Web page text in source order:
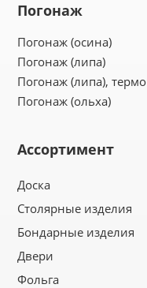
Погонаж
Погонаж (осина)
Погонаж (липа)
Погонаж (липа), термо
Погонаж (ольха)
Ассортимент
Доска
Столярные изделия
Бондарные изделия
Двери
Фольга